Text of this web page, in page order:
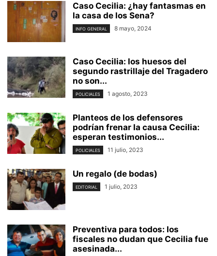
Caso Cecilia: ¿hay fantasmas en
la casa de los Sena?
INFO GENERAL 8 mayo, 2024
Caso Cecilia: los huesos del
segundo rastrillaje del Tragadero
no son...
POLICIALES 1 agosto, 2023
Planteos de los defensores
podrían frenar la causa Cecilia:
esperan testimonios...
POLICIALES 11 julio, 2023
Un regalo (de bodas)
EDITORIAL 1 julio, 2023
Preventiva para todos: los
fiscales no dudan que Cecilia fue
asesinada...